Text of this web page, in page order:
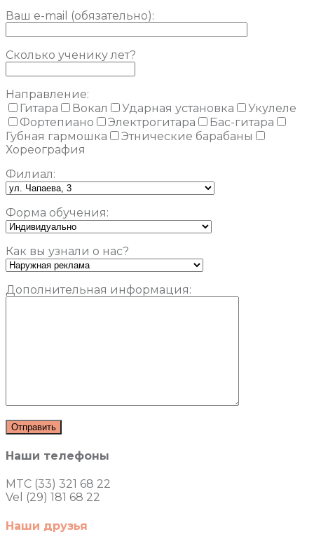
Ваш e-mail (обязательно):
Сколько ученику лет?
Направление:
Гитара
Вокал Ударная установка
Укулеле
Фортепиано
Электрогитара
Бас-гитара
Губная гармошка
Этнические барабаны
Хореография
Филиал:
Форма обучения:
Как вы узнали о нас?
Дополнительная информация:
Наши телефоны
MTC (33) 321 68 22
Vel (29) 181 68 22
Наши друзья